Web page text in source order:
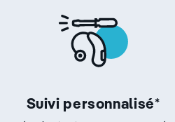
Suivi personnalisé*